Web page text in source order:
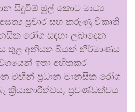
සිදුවීම් මුල් කොට මාධ්‍ය
ප්‍රචාර සහ කරුණු විකෘති
රෝග සඳහා ලබාදෙන
තුළ අනියත බියක් නිර්මාණය
ඉතා අහිතකර
මඟින් ප්‍රධාන මානසික රෝග
ක්‍රියාකාරීත්වය, ප්‍රචණ්ඩත්වය